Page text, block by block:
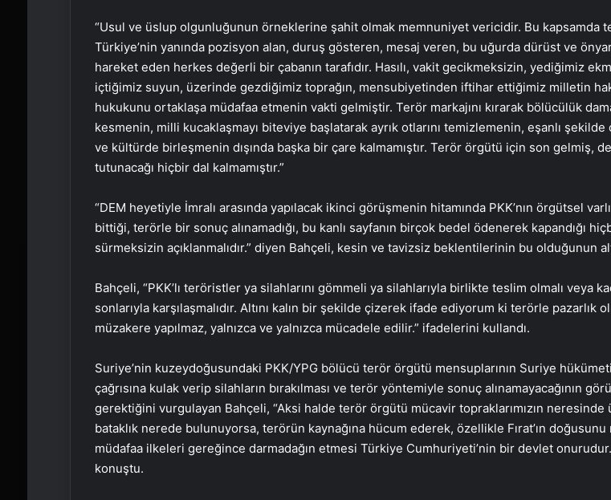
“Usul ve üslup olgunluğunun örneklerine şahit olmak memnuniyet vericidir. Bu kapsamda
Türkiye’nin yanında pozisyon alan, duruş gösteren, mesaj veren, bu uğurda dürüst ve
hareket eden herkes değerli bir çabanın tarafıdır. Hasılı, vakit gecikmeksizin, yediğimiz
içtiğimiz suyun, üzerinde gezdiğimiz toprağın, mensubiyetinden iftihar ettiğimiz milletin
hukukunu ortaklaşa müdafaa etmenin vakti gelmiştir. Terör markajını kırarak bölücülük
kesmenin, milli kucaklaşmayı biteviye başlatarak ayrık otlarını temizlemenin, eşanlı
ve kültürde birleşmenin dışında başka bir çare kalmamıştır. Terör örgütü için son gelmiş,
tutunacağı hiçbir dal kalmamıştır.”
“DEM heyetiyle İmralı arasında yapılacak ikinci görüşmenin hitamında PKK’nın örgütsel
bittiği, terörle bir sonuç alınamadığı, bu kanlı sayfanın birçok bedel ödenerek kapandığı
sürmeksizin açıklanmalıdır.” diyen Bahçeli, kesin ve tavizsiz beklentilerinin bu olduğunun
Bahçeli, “PKK’lı teröristler ya silahlarını gömmeli ya silahlarıyla birlikte teslim olmalı veya
sonlarıyla karşılaşmalıdır. Altını kalın bir şekilde çizerek ifade ediyorum ki terörle pazarlık
müzakere yapılmaz, yalnızca ve yalnızca mücadele edilir.” ifadelerini kullandı.
Suriye’nin kuzeydoğusundaki PKK/YPG bölücü terör örgütü mensuplarının Suriye
çağrısına kulak verip silahların bırakılması ve terör yöntemiyle sonuç alınamayacağının
gerektiğini vurgulayan Bahçeli, “Aksi halde terör örgütü mücavir topraklarımızın neresinde
bataklık nerede bulunuyorsa, terörün kaynağına hücum ederek, özellikle Fırat’ın doğusunu
müdafaa ilkeleri gereğince darmadağın etmesi Türkiye Cumhuriyeti’nin bir devlet
konuştu.